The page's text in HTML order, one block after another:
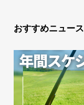
おすすめニュース